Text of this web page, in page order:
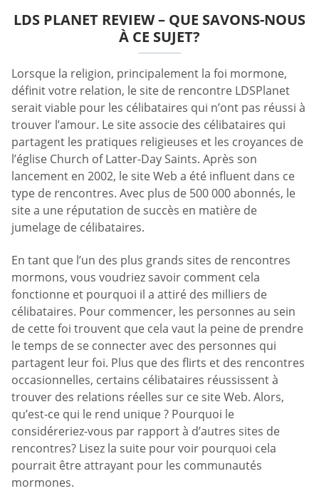
LDS PLANET REVIEW – QUE SAVONS-NOUS
À CE SUJET?
Lorsque la religion, principalement la foi mormone,
définit votre relation, le site de rencontre LDSPlanet
serait viable pour les célibataires qui n’ont pas réussi à
trouver l’amour. Le site associe des célibataires qui
partagent les pratiques religieuses et les croyances de
l’église Church of Latter-Day Saints. Après son
lancement en 2002, le site Web a été influent dans ce
type de rencontres. Avec plus de 500 000 abonnés, le
site a une réputation de succès en matière de
jumelage de célibataires.
En tant que l’un des plus grands sites de rencontres
mormons, vous voudriez savoir comment cela
fonctionne et pourquoi il a attiré des milliers de
célibataires. Pour commencer, les personnes au sein
de cette foi trouvent que cela vaut la peine de prendre
le temps de se connecter avec des personnes qui
partagent leur foi. Plus que des flirts et des rencontres
occasionnelles, certains célibataires réussissent à
trouver des relations réelles sur ce site Web. Alors,
qu’est-ce qui le rend unique ? Pourquoi le
considéreriez-vous par rapport à d’autres sites de
rencontres? Lisez la suite pour voir pourquoi cela
pourrait être attrayant pour les communautés
mormones.